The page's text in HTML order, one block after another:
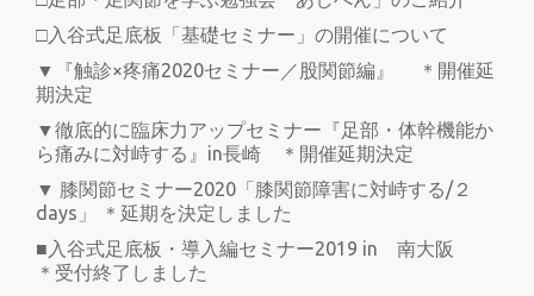
□入谷式足底板「基礎セミナー」の開催について
▼『触診×疼痛2020セミナー／股関節編』 ＊開催延
期決定
▼徹底的に臨床力アップセミナー『足部・体幹機能か
ら痛みに対峙する』in長崎 ＊開催延期決定
▼ 膝関節セミナー2020「膝関節障害に対峙する/２
days」 ＊延期を決定しました
■入谷式足底板・導入編セミナー2019 in 南大阪
＊受付終了しました